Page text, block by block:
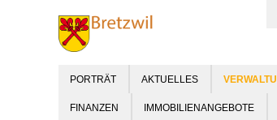
PORTRÄT AKTUELLES
FINANZEN IMMOBILIENANGEBOTE